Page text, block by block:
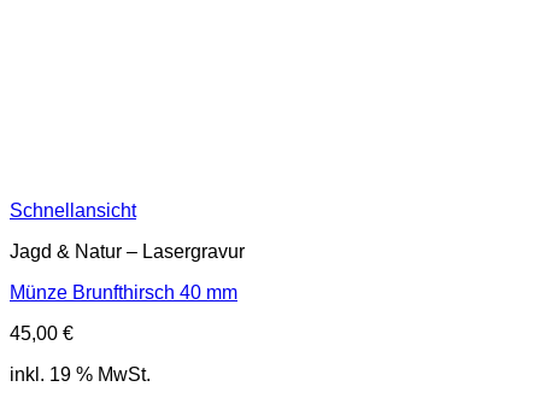
Schnellansicht
Jagd & Natur – Lasergravur
Münze Brunfthirsch 40 mm
45,00 €
inkl. 19 % MwSt.